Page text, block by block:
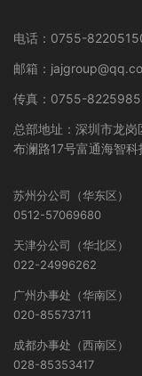
电话：0755-
邮箱：
传真：0755-
总部地址：深圳市龙
布澜路17号富通海智
苏州分公司（华东区）
0512-57069680
天津分公司（华北区）
022-24996262
广州办事处（华南区）
020-85573711
成都办事处（西南区）
028-85353417